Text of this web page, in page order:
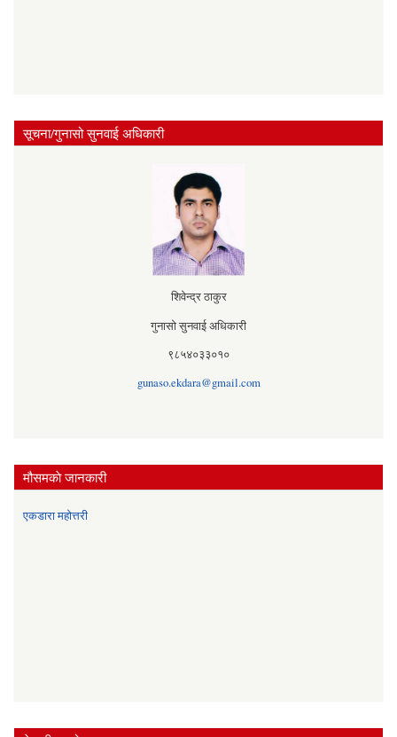
सूचना/गुनासो सुनवाई अधिकारी
शिवेन्द्र ठाकुर
गुनासो सुनवाई अधिकारी
९८५४०३३०१०
gunaso.ekdara@gmail.com
मौसमकाे जानकारी
एकडारा महोत्तरी